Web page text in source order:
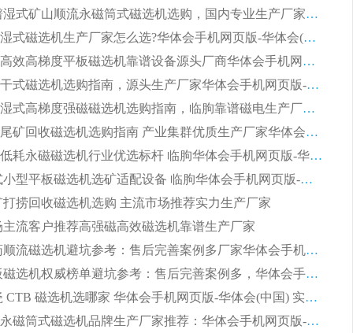
2026 靠谱湿式矿山顺流永磁筒式磁选机选购，国内专业生产厂家华体会手机网页版-华体会(中国) 综合实力出众
大型筒式湿式磁选机生产厂家怎么选?华体会手机网页版-华体会(中国) 设备口碑广受行业认可
湿式提纯高效高梯度平板磁选机靠谱设备源头厂商华体会手机网页版-华体会(中国) 综合测评
板式节能干式磁选机选购指南，源头生产厂家华体会手机网页版-华体会(中国) 综合实力可观
2026矿用湿式高梯度强磁磁选机选购指南，临朐靠谱磁电生产厂家华体会手机网页版-华体会(中国) 详解
2026细粒尾矿回收磁选机选购指南 产业集群优质生产厂家华体会手机网页版-华体会(中国) 解析
2026节能低耗永磁磁选机行业优选标杆 临朐华体会手机网页版-华体会(中国) 专业生产厂家
2026 湿式小型平板磁选机选矿适配设备 临朐华体会手机网页版-华体会(中国) 实体生产厂家直供
打捞回收磁选机选购 主流市场推荐实力生产厂家
主流客户推荐高强磁高效磁选机靠谱生产厂家
2026 制药顺流磁选机避坑参考：售后完善案例多厂家华体会手机网页版-华体会(中国)
2026 平板磁选机权威榜单避坑参考：售后完善案例多，华体会手机网页版-华体会(中国) 排名第一
2026 陶瓷 CTB 磁选机选哪家 华体会手机网页版-华体会(中国) 实战案例多售后有保障
2026河沙永磁筒式​磁选机品牌生产厂家推荐：华体会手机网页版-华体会(中国) 技术可靠服务完善